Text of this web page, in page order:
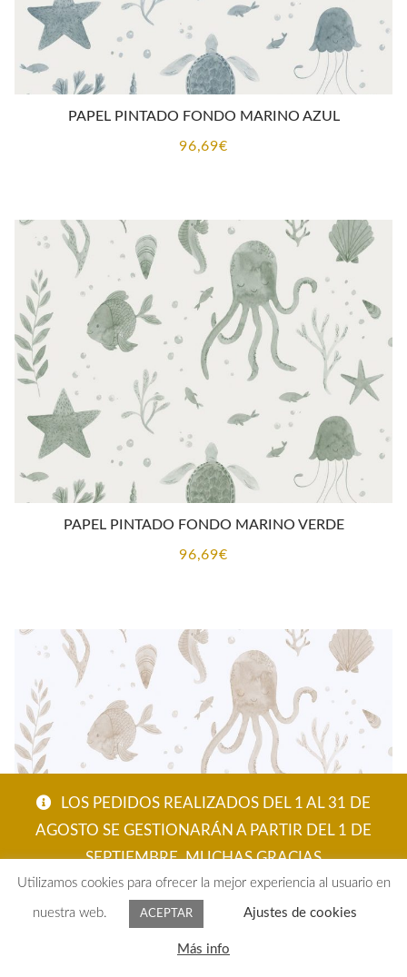
LOS PEDIDOS REALIZADOS DEL 1 AL 31 DE
AGOSTO SE GESTIONARÁN A PARTIR DEL 1 DE
SEPTIEMBRE. MUCHAS GRACIAS
ACEPTAR
PAPEL PINTADO FONDO MARINO AZUL
96,69€
PAPEL PINTADO FONDO MARINO VERDE
96,69€
Utilizamos cookies para ofrecer la mejor experiencia al usuario en
nuestra web. ACEPTAR Ajustes de cookies
Más info